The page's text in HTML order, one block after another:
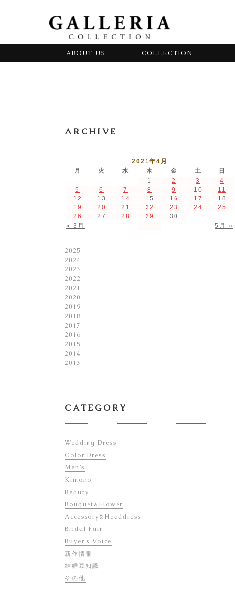
ABOUT US COLLECTION
ARCHIVE
2021年4月
月
火 水 木 金 土 日
« 3月 5月 »
1 2 3
4
5
6 7 8 9 10
11
12
13 14 15 16 17
18
19
20 21 22 23 24
25
26
27 28 29 30
2025
2024
2023
2022
2021
2020
2019
2018
2017
2016
2015
2014
2013
CATEGORY
Wedding Dress
Color Dress
Men’s
Kimono
Beauty
Bouquet&Flower
Accessory&Headdress
Bridal Fair
Buyer’s Voice
新作情報
結婚豆知識
その他